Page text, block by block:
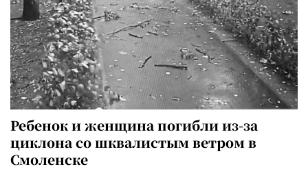
Ребенок и женщина погибли из-за
циклона со шквалистым ветром в
Смоленске